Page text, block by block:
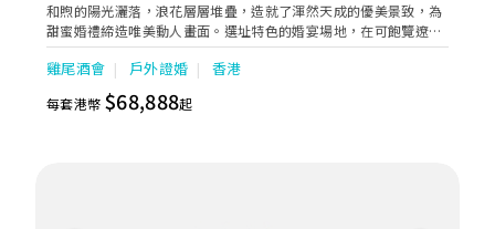
和煦的陽光灑落，浪花層層堆疊，造就了渾然天成的優美景致，為
甜蜜婚禮締造唯美動人畫面。選址特色的婚宴場地，在可飽覽遼闊
湛藍大海的天海灣露台訂下海誓山盟，讓親友見證你們的愛海情
深，或是在別具熱帶小島風情的映灣台留下承諾一吻，沐浴在陽光
之中，攜手步入人生的幸福新一頁。婚禮由專業律師主持證婚，讓
你倆在親朋摯友的祝福中締結浪漫盟約，留下一生難忘的珍貴回
雞尾酒會 戶外證婚 香港
每套港幣 $68,888起